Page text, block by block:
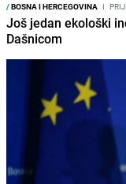
/BOSNA I HERCEGOVINA I
Još jedan ekološki
Dašnicom